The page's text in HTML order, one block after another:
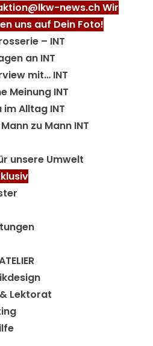
news.ch Wir
uns auf Dein Foto!
– INT
an INT
mit… INT
Meinung INT
im Alltag INT
zu Mann INT
unsere Umwelt
Lektorat